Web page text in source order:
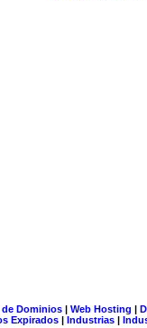
Dominios| Web Hosting |
Expirados | Industrias |